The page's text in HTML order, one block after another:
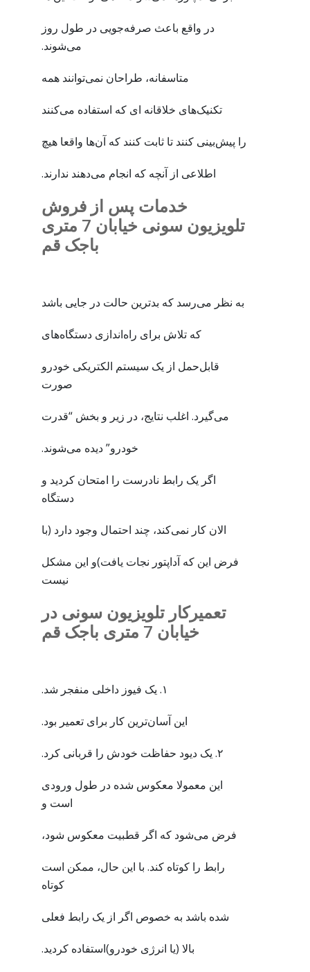
در واقع باعث صرفه‌جویی در طول روز
می‌شوند.
متاسفانه، طراحان نمی‌توانند همه
تکنیک‌های خلاقانه ای که استفاده می‌کنند
را پیش‌بینی کنند تا ثابت کنند که آن‌ها واقعا هیچ
اطلاعی از آنچه که انجام می‌دهند ندارند.
خدمات پس از فروش
تلویزیون سونی خیابان 7 متری
باجک قم
به نظر می‌رسد که بدترین حالت در جایی باشد
که تلاش برای راه‌اندازی دستگاه‌های
قابل‌حمل از یک سیستم الکتریکی خودرو
صورت
می‌گیرد. اغلب نتایج، در زیر و بخش “قدرت
خودرو” دیده می‌شوند.
اگر یک رابط نادرست را امتحان کردید و
دستگاه
الان کار نمی‌کند، چند احتمال وجود دارد (با
فرض این که آداپتور نجات یافت)و این مشکل
نیست
تعمیرکار تلویزیون سونی در
خیابان 7 متری باجک قم
۱. یک فیوز داخلی منفجر شد.
این آسان‌ترین کار برای تعمیر بود.
۲. یک دیود حفاظت خودش را قربانی کرد.
این معمولا معکوس شده در طول ورودی
است و
فرض می‌شود که اگر قطبیت معکوس شود،
رابط را کوتاه کند. با این حال، ممکن است
کوتاه
شده باشد به خصوص اگر از یک رابط فعلی
بالا (یا انرژی خودرو)استفاده کردید.